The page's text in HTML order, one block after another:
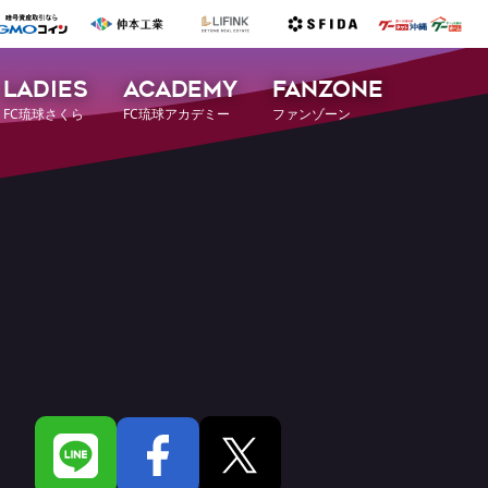
LADIES
FC琉球さくら
ACADEMY
FC琉球アカデミー
FANZONE
ファンゾーン